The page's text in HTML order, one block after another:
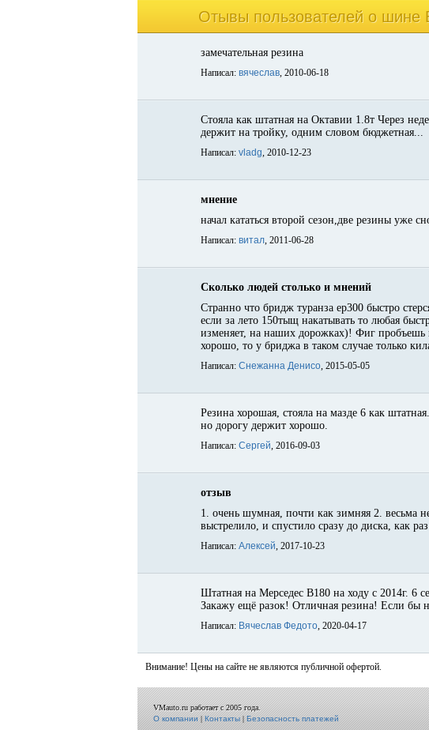
Отывы пользователей o шине
замечательная резина
Написал: вячеслав, 2010-06-18
Стояла как штатная на Октавии 1.8т Через
держит на тройку, одним словом бюджетная...
Написал: vladg, 2010-12-23
мнение
начал кататься второй сезон,две резины уже
Написал: витал, 2011-06-28
Сколько людей столько и мнений
Странно что бридж туранза ер300 быстро
если за лето 150тыщ накатывать то любая
изменяет, на наших дорожках)! Фиг пробъешь
хорошо, то у бриджа в таком случае только
Написал: Снежанна Денисо, 2015-05-05
Резина хорошая, стояла на мазде 6 как
но дорогу держит хорошо.
Написал: Сергей, 2016-09-03
отзыв
1. очень шумная, почти как зимняя 2. весьма
выстрелило, и спустило сразу до диска, как
Написал: Алексей, 2017-10-23
Штатная на Мерседес B180 на ходу с 2014г. 6
Закажу ещё разок! Отличная резина! Если бы
Написал: Вячеслав Федото, 2020-04-17
Внимание! Цены на сайте не являются публичной офертой.
VMauto.ru работает с 2005 года.
О компании|Контакты|Безопасность платежей